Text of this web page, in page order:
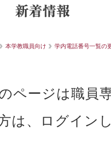
本学教職員向け 学内電話番号一覧の
ページは職員
は、ログイン